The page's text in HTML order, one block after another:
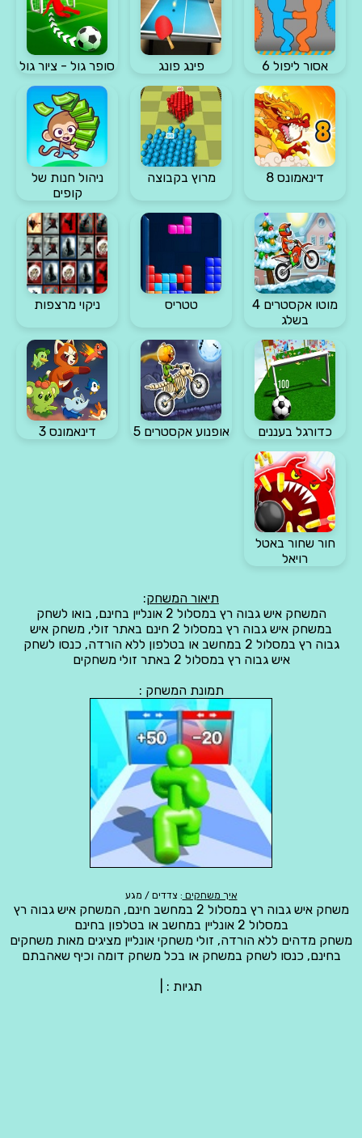
אסור ליפול 6 פינג פונג סופר גול - ציור גול
דינאמונס 8 מרוץ בקבוצה
ניהול חנות של
קופים
מוטו אקסטרים 4
בשלג
טטריס ניקוי מרצפות
כדורגל בעננים אופנוע אקסטרים 5 דינאמונס 3
חור שחור באטל
רויאל
תיאור המשחק:
המשחק איש גבוה רץ במסלול 2 אונליין בחינם, בואו לשחק
במשחק איש גבוה רץ במסלול 2 חינם באתר זולי, משחק איש
גבוה רץ במסלול 2 במחשב או בטלפון ללא הורדה, כנסו לשחק
איש גבוה רץ במסלול 2 באתר זולי משחקים
תמונת המשחק :
איך משחקים : צדדים / מגע
משחק איש גבוה רץ במסלול 2 במחשב חינם, המשחק איש גבוה רץ
במסלול 2 אונליין במחשב או בטלפון בחינם
משחק מדהים ללא הורדה, זולי משחקי אונליין מציגים מאות משחקים
בחינם, כנסו לשחק במשחק או בכל משחק דומה וכיף שאהבתם
תגיות :